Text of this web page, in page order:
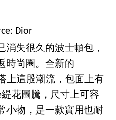
Dior
消失很久的波士頓包，
時尚圈。全新的
上這股潮流，包面上有
花圖騰，尺寸上可容
小物，是一款實用也耐